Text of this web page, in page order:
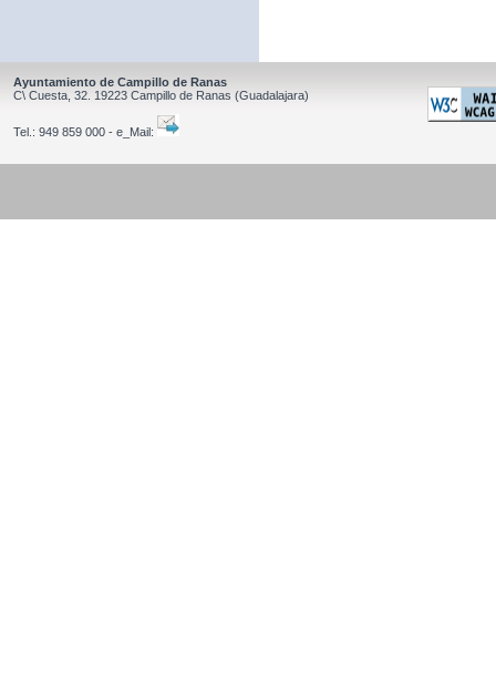
Ayuntamiento de Campillo de Ranas
C\ Cuesta, 32. 19223 Campillo de Ranas (Guadalajara)
Tel.: 949 859 000 - e_Mail: